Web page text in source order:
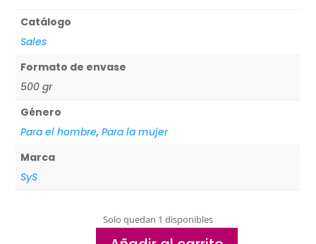
Catálogo
Sales
Formato de envase
500 gr
Género
Para el hombre,Para la mujer
Marca
SyS
Solo quedan 1 disponibles